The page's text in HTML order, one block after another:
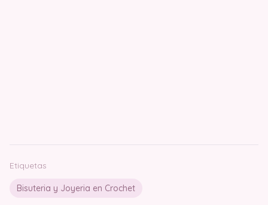
Etiquetas
Bisuteria y Joyeria en Crochet